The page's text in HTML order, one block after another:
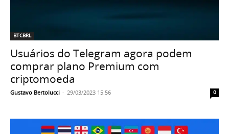
BTCBRL
Usuários do Telegram agora podem
comprar plano Premium com
criptomoeda
Gustavo Bertolucci - 29/03/2023 15:56 0